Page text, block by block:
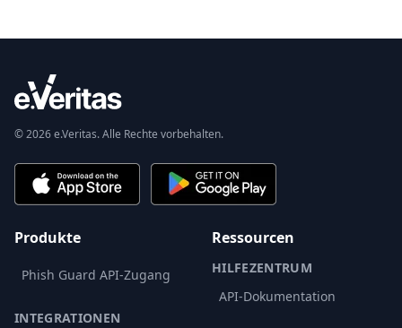
© 2026 e.Veritas. Alle Rechte vorbehalten.
Produkte
Phish Guard API-Zugang
INTEGRATIONEN
Ressourcen
HILFEZENTRUM
API-Dokumentation